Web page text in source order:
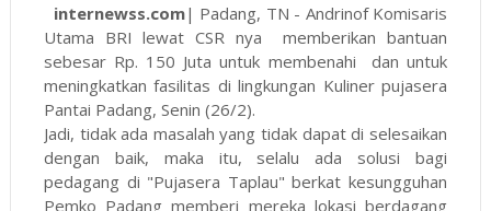
internewss.com| Padang, TN - Andrinof Komisaris
Utama BRI lewat CSR nya memberikan bantuan
sebesar Rp. 150 Juta untuk membenahi dan untuk
meningkatkan fasilitas di lingkungan Kuliner pujasera
Pantai Padang, Senin (26/2).
Jadi, tidak ada masalah yang tidak dapat di selesaikan
dengan baik, maka itu, selalu ada solusi bagi
pedagang di "Pujasera Taplau" berkat kesungguhan
Pemko Padang memberi mereka lokasi berdagang